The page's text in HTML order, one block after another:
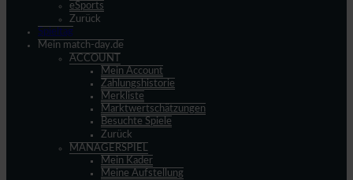
eSports
Zurück
Spieltag
Mein match-day.de
ACCOUNT
Mein Account
Zahlungshistorie
Merkliste
Marktwertschätzungen
Besuchte Spiele
Zurück
MANAGERSPIEL
Mein Kader
Meine Aufstellung